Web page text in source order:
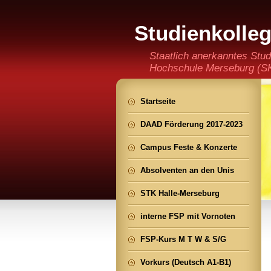
(staatlich
Staatlich anerkanntes
Hochschule Merseburg
der Ming CHENG Institut
Startseite
DAAD Förderung 2017-2023
Campus Feste & Konzerte
Absolventen an den Unis
STK Halle-Merseburg
interne FSP mit Vornoten
FSP-Kurs M T W & S/G
Vorkurs (Deutsch A1-B1)